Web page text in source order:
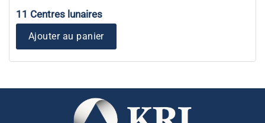
11 Centres lunaires
Ajouter au panier